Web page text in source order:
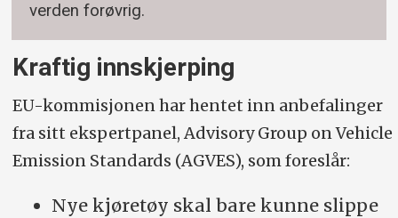
verden forøvrig.
Kraftig innskjerping
EU-kommisjonen har hentet inn anbefalinger
fra sitt ekspertpanel, Advisory Group on Vehicle
Emission Standards (AGVES), som foreslår:
Nye kjøretøy skal bare kunne slippe